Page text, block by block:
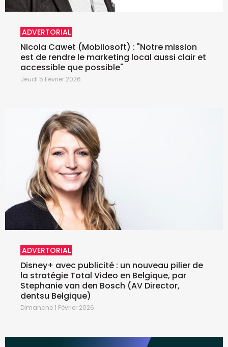
ADVERTORIAL
Nicola Cawet (Mobilosoft) : "Notre mission
est de rendre le marketing local aussi clair et
accessible que possible"
Jeudi 5 Février 2026
ADVERTORIAL
Disney+ avec publicité : un nouveau pilier de
la stratégie Total Video en Belgique, par
Stephanie van den Bosch (AV Director,
dentsu Belgique)
Dimanche 1 Février 2026